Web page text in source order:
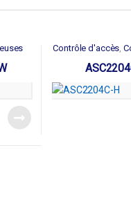
Contrôle d'accès,